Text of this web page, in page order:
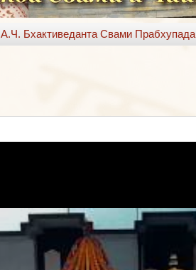
А.Ч. Бхактиведанта Свами Прабхупада